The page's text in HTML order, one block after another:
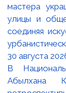
В
Абылхана